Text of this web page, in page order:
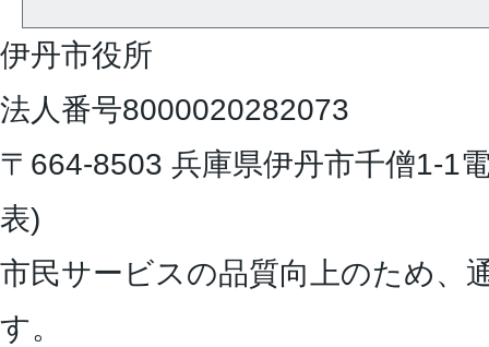
伊丹市役所
法人番号8000020282073
〒664-8503 兵庫県伊丹市千僧1-1
表)
市民サービスの品質向上のため、
す。